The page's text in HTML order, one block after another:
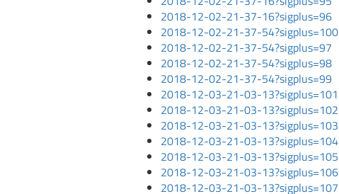
2018-12-02-21-37-16?sigplus=96
2018-12-02-21-37-54?sigplus=100
2018-12-02-21-37-54?sigplus=97
2018-12-02-21-37-54?sigplus=98
2018-12-02-21-37-54?sigplus=99
2018-12-03-21-03-13?sigplus=101
2018-12-03-21-03-13?sigplus=102
2018-12-03-21-03-13?sigplus=103
2018-12-03-21-03-13?sigplus=104
2018-12-03-21-03-13?sigplus=105
2018-12-03-21-03-13?sigplus=106
2018-12-03-21-03-13?sigplus=107